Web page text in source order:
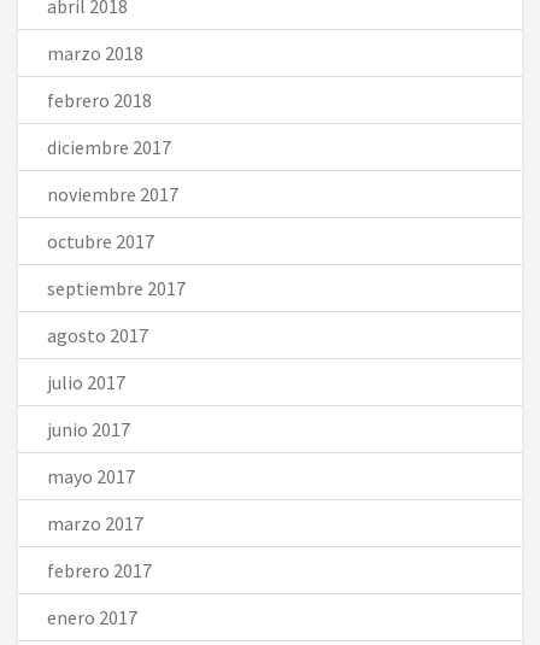
abril 2018
marzo 2018
febrero 2018
diciembre 2017
noviembre 2017
octubre 2017
septiembre 2017
agosto 2017
julio 2017
junio 2017
mayo 2017
marzo 2017
febrero 2017
enero 2017